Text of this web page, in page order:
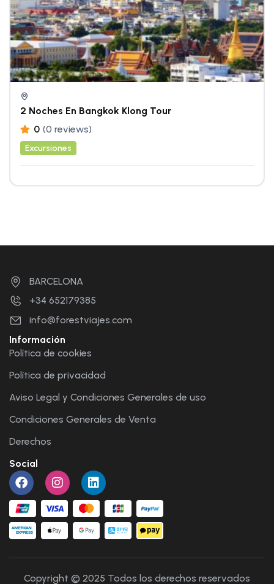
2 Noches En Bangkok Klong Tour
0 (0 reviews)
Excursiones
BARCELONA
+34 652179385
info@forestviajes.com
Información
Política de cookies
Política de privacidad
Aviso Legal y Condiciones Generales de uso
Condiciones Generales de Venta
Derechos
Social
Copyright © 2025 Todos los derechos reservados